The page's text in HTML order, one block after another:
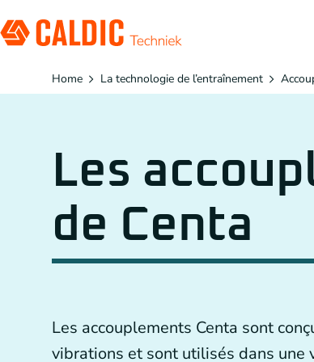
Entraînements par courroies dentées
Convoyeurs
Accouplements
Solutions
Travailler chez
FR
Home La technologie de l’entraînement
Les
de Centa
Les accouplements Centa sont
vibrations et sont utilisés dans une